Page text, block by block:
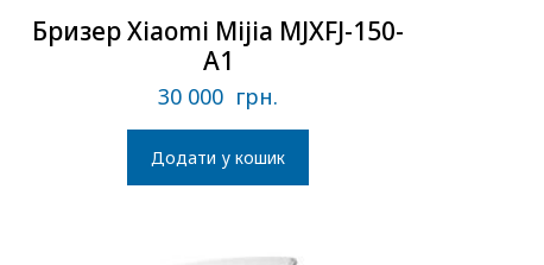
Бризер Xiaomi Mijia MJXFJ-150-
A1
30 000 грн.
Додати у кошик